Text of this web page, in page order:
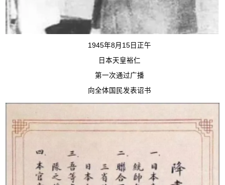
1945年8月15日正午
日本天皇裕仁
第一次通过广播
向全体国民发表诏书